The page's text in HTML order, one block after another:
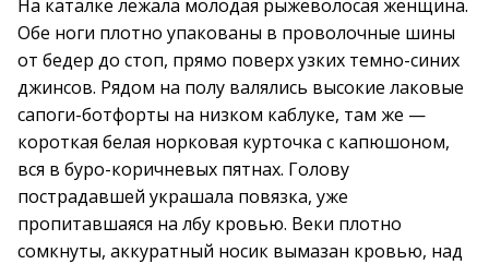
На каталке лежала молодая рыжеволосая женщина.
Обе ноги плотно упакованы в проволочные шины
от бедер до стоп, прямо поверх узких темно-синих
джинсов. Рядом на полу валялись высокие лаковые
сапоги-ботфорты на низком каблуке, там же —
короткая белая норковая курточка с капюшоном,
вся в буро-коричневых пятнах. Голову
пострадавшей украшала повязка, уже
пропитавшаяся на лбу кровью. Веки плотно
сомкнуты, аккуратный носик вымазан кровью, над